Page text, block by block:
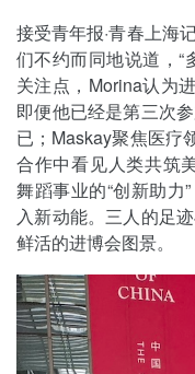
接受青年报·青春上海
们不约而同地说道，“
关注点，Morina认为
即便他已经是第三次
已；Maskay聚焦医疗
合作中看见人类共筑
舞蹈事业的“创新助力
入新动能。三人的足
鲜活的进博会图景。